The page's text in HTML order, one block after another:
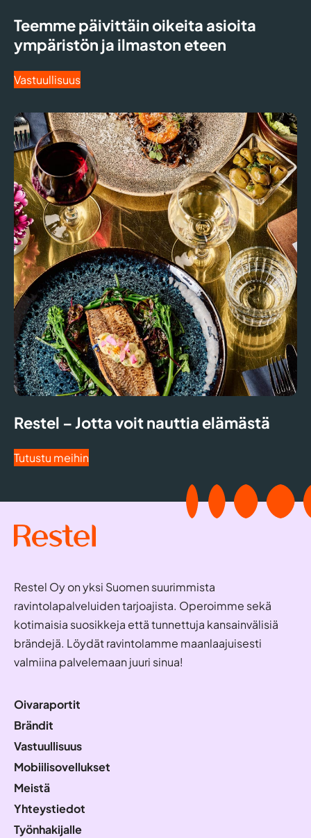
Teemme päivittäin oikeita asioita
ympäristön ja ilmaston eteen
Vastuullisuus
Restel – Jotta voit nauttia elämästä
Tutustu meihin
Restel Oy on yksi Suomen suurimmista
ravintolapalveluiden tarjoajista. Operoimme sekä
kotimaisia suosikkeja että tunnettuja kansainvälisiä
brändejä. Löydät ravintolamme maanlaajuisesti
valmiina palvelemaan juuri sinua!
Oivaraportit
Brändit
Vastuullisuus
Mobiilisovellukset
Meistä
Yhteystiedot
Työnhakijalle